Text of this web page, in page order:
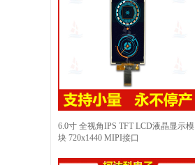
6.0寸 全视角IPS TFT LCD液晶显示模
块 720x1440 MIPI接口